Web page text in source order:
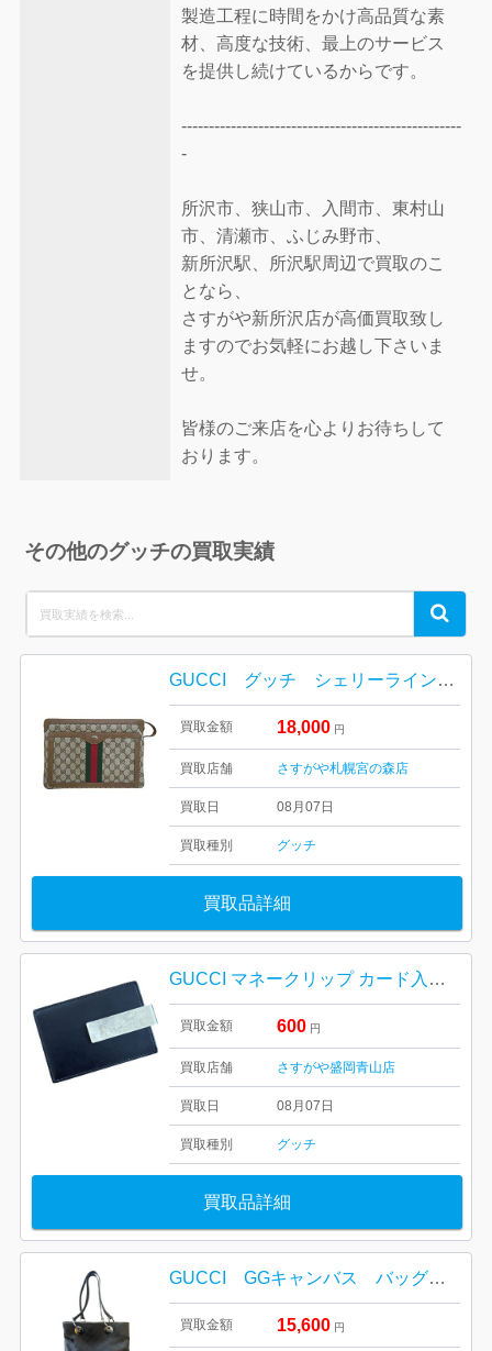
製造工程に時間をかけ高品質な素
材、高度な技術、最上のサービス
を提供し続けているからです。
---------------------------------------------------
-
所沢市、狭山市、入間市、東村山
市、清瀬市、ふじみ野市、
新所沢駅、所沢駅周辺で買取のこ
となら、
さすがや新所沢店が高価買取致し
ますのでお気軽にお越し下さいま
せ。
皆様のご来店を心よりお待ちして
おります。
その他のグッチの買取実績
for:
Search
GUCCI グッチ シェリーライン オールドグッチ ショルダーバッグ
買取金額 18,000 円
買取店舗 さすがや札幌宮の森店
買取日 08月07日
買取種別 グッチ
買取品詳細
GUCCI マネークリップ カード入れ ブランド 小物
買取金額 600 円
買取店舗 さすがや盛岡青山店
買取日 08月07日
買取種別 グッチ
買取品詳細
GUCCI GGキャンバス バッグ 買取り
買取金額 15,600 円